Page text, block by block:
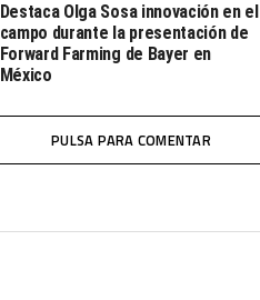
Destaca Olga Sosa innovación en el
campo durante la presentación de
Forward Farming de Bayer en
México
PULSA PARA COMENTAR